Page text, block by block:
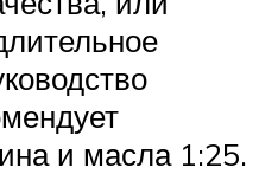
и масла 1:25.